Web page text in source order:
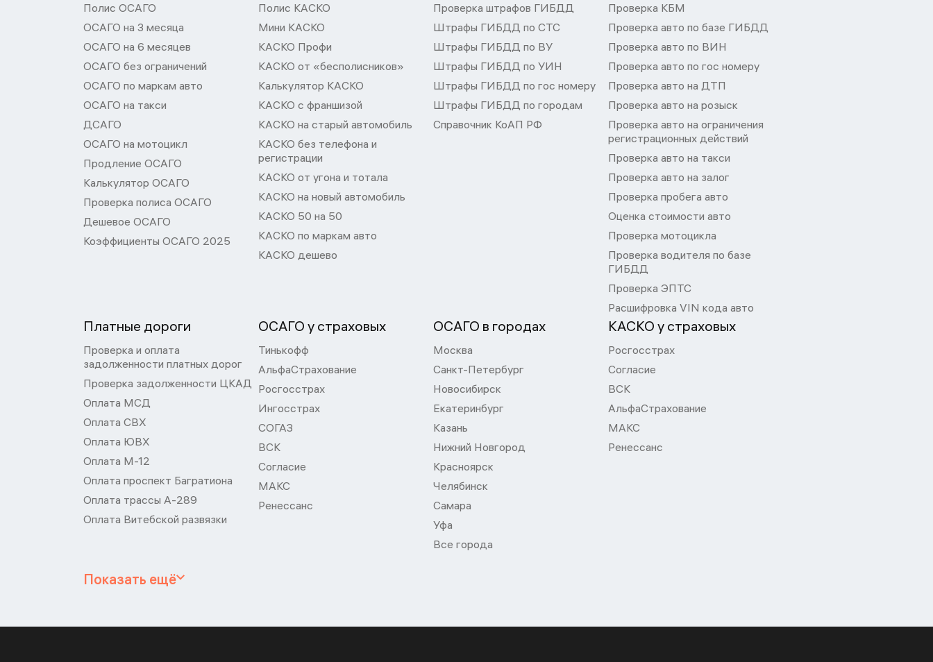
Полис ОСАГО
ОСАГО на 3 месяца
ОСАГО на 6 месяцев
ОСАГО без ограничений
ОСАГО по маркам авто
ОСАГО на такси
ДСАГО
ОСАГО на мотоцикл
Продление ОСАГО
Калькулятор ОСАГО
Проверка полиса ОСАГО
Дешевое ОСАГО
Коэффициенты ОСАГО 2025
Полис КАСКО
Мини КАСКО
КАСКО Профи
КАСКО от «бесполисников»
Калькулятор КАСКО
КАСКО с франшизой
КАСКО на старый автомобиль
КАСКО без телефона и
регистрации
КАСКО от угона и тотала
КАСКО на новый автомобиль
КАСКО 50 на 50
КАСКО по маркам авто
КАСКО дешево
Проверка штрафов ГИБДД
Штрафы ГИБДД по СТС
Штрафы ГИБДД по ВУ
Штрафы ГИБДД по УИН
Штрафы ГИБДД по гос номеру
Штрафы ГИБДД по городам
Справочник КоАП РФ
Проверка КБМ
Проверка авто по базе ГИБДД
Проверка авто по ВИН
Проверка авто по гос номеру
Проверка авто на ДТП
Проверка авто на розыск
Проверка авто на ограничения
регистрационных действий
Проверка авто на такси
Проверка авто на залог
Проверка пробега авто
Оценка стоимости авто
Проверка мотоцикла
Проверка водителя по базе
ГИБДД
Проверка ЭПТС
Расшифровка VIN кода авто
Платные дороги
Проверка и оплата
задолженности платных дорог
Проверка задолженности ЦКАД
Оплата МСД
Оплата СВХ
Оплата ЮВХ
Оплата М-12
Оплата проспект Багратиона
Оплата трассы А-289
Оплата Витебской развязки
ОСАГО у страховых
Тинькофф
АльфаСтрахование
Росгосстрах
Ингосстрах
СОГАЗ
ВСК
Согласие
МАКС
Ренессанс
ОСАГО в городах
Москва
Санкт-Петербург
Новосибирск
Екатеринбург
Казань
Нижний Новгород
Красноярск
Челябинск
Самара
Уфа
Все города
КАСКО у страховых
Росгосстрах
Согласие
ВСК
АльфаСтрахование
МАКС
Ренессанс
Показать ещё